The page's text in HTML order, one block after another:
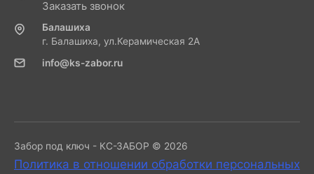
Заказать звонок
Балашиха
г. Балашиха, ул.Керамическая 2А
info@ks-zabor.ru
Забор под ключ - КС-ЗАБОР © 2026
Политика в отношении обработки персональных